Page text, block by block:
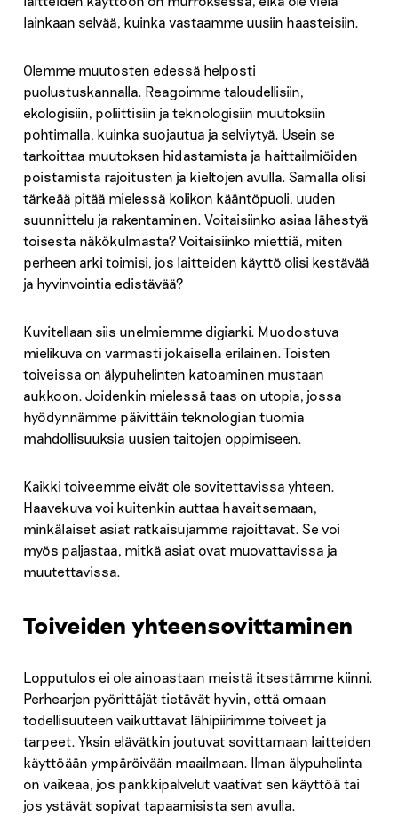
lainkaan selvää, kuinka vastaamme uusiin haasteisiin.
Olemme muutosten edessä helposti
puolustuskannalla. Reagoimme taloudellisiin,
ekologisiin, poliittisiin ja teknologisiin muutoksiin
pohtimalla, kuinka suojautua ja selviytyä. Usein se
tarkoittaa muutoksen hidastamista ja haittailmiöiden
poistamista rajoitusten ja kieltojen avulla. Samalla olisi
tärkeää pitää mielessä kolikon kääntöpuoli, uuden
suunnittelu ja rakentaminen. Voitaisiinko asiaa lähestyä
toisesta näkökulmasta? Voitaisiinko miettiä, miten
perheen arki toimisi, jos laitteiden käyttö olisi kestävää
ja hyvinvointia edistävää?
Kuvitellaan siis unelmiemme digiarki. Muodostuva
mielikuva on varmasti jokaisella erilainen. Toisten
toiveissa on älypuhelinten katoaminen mustaan
aukkoon. Joidenkin mielessä taas on utopia, jossa
hyödynnämme päivittäin teknologian tuomia
mahdollisuuksia uusien taitojen oppimiseen.
Kaikki toiveemme eivät ole sovitettavissa yhteen.
Haavekuva voi kuitenkin auttaa havaitsemaan,
minkälaiset asiat ratkaisujamme rajoittavat. Se voi
myös paljastaa, mitkä asiat ovat muovattavissa ja
muutettavissa.
Toiveiden yhteensovittaminen
Lopputulos ei ole ainoastaan meistä itsestämme kiinni.
Perhearjen pyörittäjät tietävät hyvin, että omaan
todellisuuteen vaikuttavat lähipiirimme toiveet ja
tarpeet. Yksin elävätkin joutuvat sovittamaan laitteiden
käyttöään ympäröivään maailmaan. Ilman älypuhelinta
on vaikeaa, jos pankkipalvelut vaativat sen käyttöä tai
jos ystävät sopivat tapaamisista sen avulla.